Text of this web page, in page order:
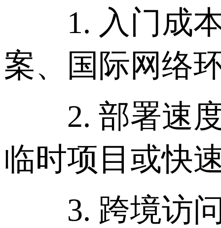
1. 入门成本
案、国际网络
2. 部署速度
临时项目或快
3. 跨境访问